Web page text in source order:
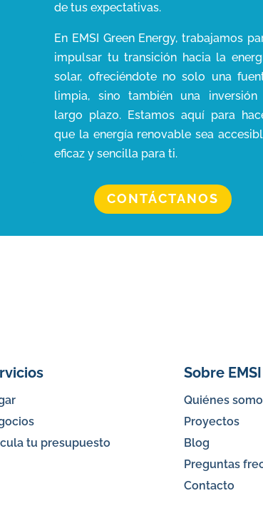
de tus expectativas.
En EMSI Green Energy, trabajamos
impulsar tu transición hacia la
solar, ofreciéndote no solo una
limpia, sino también una inversión
largo plazo. Estamos aquí para
que la energía renovable sea
eficaz y sencilla para ti.
CONTÁCTANOS
tu presupuesto
Sobre EMSI
Quiénes
Proyectos
Blog
Preguntas
Contacto